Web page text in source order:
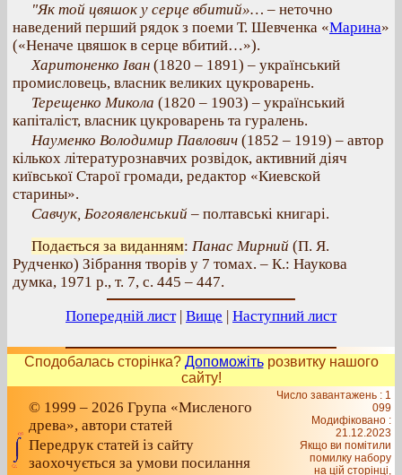
"Як той цвяшок у серце вбитий»… – неточно
наведений перший рядок з поеми Т. Шевченка «Марина»
(«Неначе цвяшок в серце вбитий…»).
Харитоненко Іван (1820 – 1891) – український
промисловець, власник великих цукроварень.
Терещенко Микола (1820 – 1903) – український
капіталіст, власник цукроварень та гуралень.
Науменко Володимир Павлович (1852 – 1919) – автор
кількох літературознавчих розвідок, активний діяч
київської Старої громади, редактор «Киевской
старины».
Савчук, Богоявленський – полтавські книгарі.
Подається за виданням: Панас Мирний (П. Я.
Рудченко) Зібрання творів у 7 томах. – К.: Наукова
думка, 1971 р., т. 7, с. 445 – 447.
Попередній лист| Вище | Наступний лист
Сподобалась сторінка? Допоможітьрозвитку нашого
сайту!
© 1999 – 2026 Група «Мисленого
древа», автори статей
Передрук статей із сайту
заохочується за умови посилання
Число завантажень : 1
099
Модифіковано :
21.12.2023
Якщо ви помітили
помилку набору
на цiй сторiнцi,